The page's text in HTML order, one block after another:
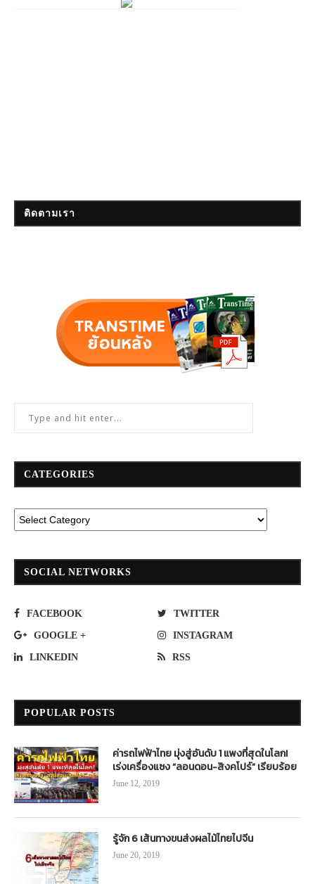
ติดตามเรา
CATEGORIES
SOCIAL NETWORKS
FACEBOOK TWITTER
GOOGLE + INSTAGRAM
LINKEDIN RSS
POPULAR POSTS
ค่ารถไฟฟ้าไทย มุ่งสู่อันดับ 1 แพงที่สุดในโลก!
เร่งเครื่องแซง “ลอนดอน-สิงคโปร์” เรียบร้อย
June 12, 2019
รู้จัก 6 เส้นทางขนส่งผลไม้ไทยไปจีน
June 20, 2019